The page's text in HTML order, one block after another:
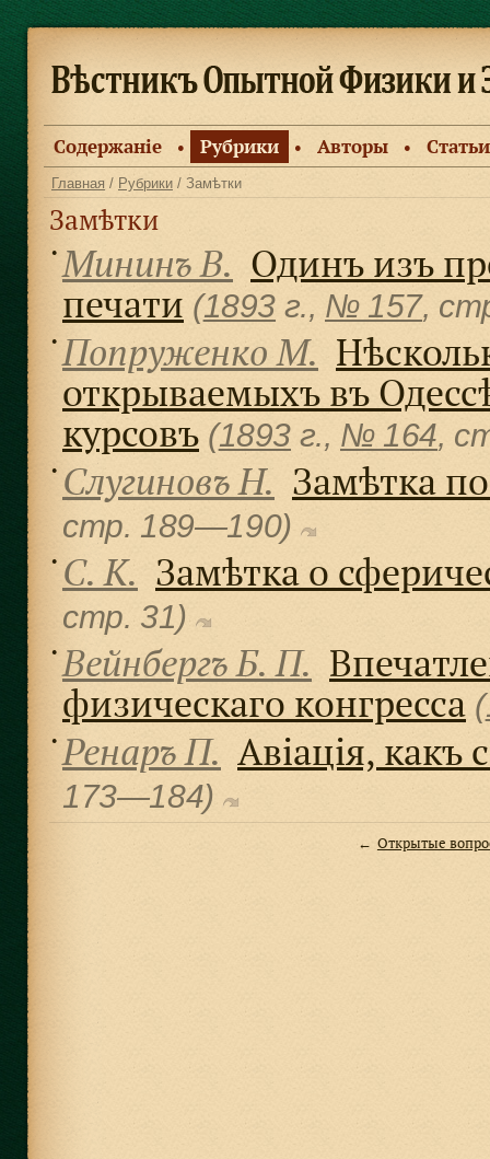
Содержанiе ● Рубрики ● Авторы ● Статьи
Главная / Рубрики / Замѣтки
Замѣтки
● Мининъ В. Одинъ изъ
печати (1893 г., № 157,
● Попруженко М.
открываемыхъ въ
курсовъ (1893 г., № 164,
● Слугиновъ Н. Замѣтка
cтр. 189—190)
● С. К. Замѣтка о
cтр. 31)
● Вейнбергъ Б. П.
физическаго конгресса (
● Ренаръ П. Авіація, какъ
173—184)
Открытые